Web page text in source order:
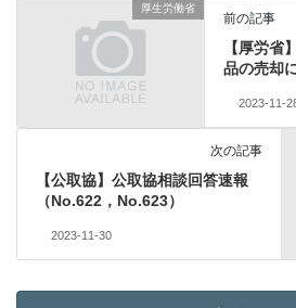
厚生労働省
前の記事
【厚労省
品の売却
2023-11-
次の記事
【公取協】公取協相談回答速報
（No.622，No.623）
2023-11-30